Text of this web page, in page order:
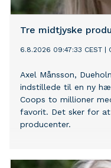
Tre midtjyske
6.8.2026 09:47:33 CEST
Axel Månsson,
indstillede til en ny
Coops to millioner
favorit. Det sker for
producenter.